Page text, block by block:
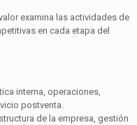
examina las actividades de
en cada etapa del
interna, operaciones,
postventa.
de la empresa, gestión